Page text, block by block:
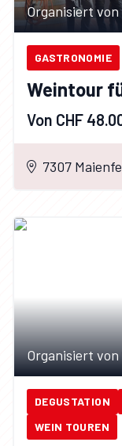
Organisiert
GASTRONOMIE
Weintour
Von CHF
7307
Organisiert
DEGUSTATION
WEIN TOUREN